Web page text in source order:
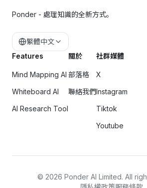
Ponder - 處理知識的全新方式。
繁體中文
Features
Mind Mapping AI
Whiteboard AI
AI Research Tool
關於
部落格
聯絡我們
社群媒體
X
Instagram
Tiktok
Youtube
© 2026 Ponder AI Limited. All